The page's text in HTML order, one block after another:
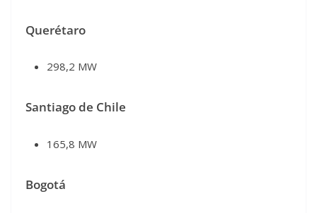
Querétaro
298,2 MW
Santiago de Chile
165,8 MW
Bogotá